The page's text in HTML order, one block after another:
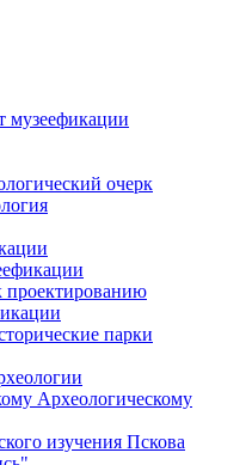
музеефикации
очерк
проектированию
парки
Археологическому
изучения Пскова